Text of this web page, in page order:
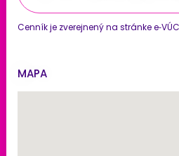
Cenník je zverejnený na stránke
MAPA